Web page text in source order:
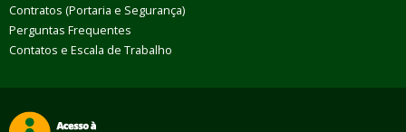
Contratos (Portaria e Segurança)
Perguntas Frequentes
Contatos e Escala de Trabalho